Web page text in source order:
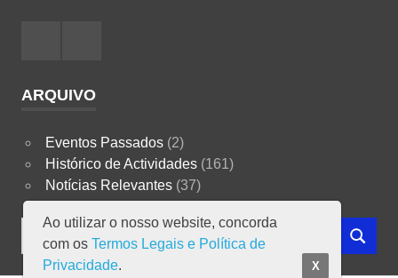
ARQUIVO
Eventos Passados(2)
Histórico de Actividades(161)
Notícias Relevantes(37)
Search
SEARCH
Ao utilizar o nosso website, concorda
com os Termos Legais e Política de
Privacidade. X